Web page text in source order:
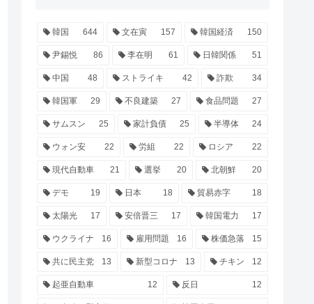
韓国 644 文在寅 157 韓国経済 150
尹錫悦 86 李在明 61 日韓関係 51
中国 48 ストライキ 42 詐欺 34
韓国軍 29 不良建築 27 食品問題 27
サムスン 25 家計負債 25 半導体 24
ウォン安 22 労組 22 ロシア 22
現代自動車 21 選挙 20 北朝鮮 20
デモ 19 日本 18 貿易赤字 18
太陽光 17 安倍晋三 17 韓国電力 17
ウクライナ 16 雇用問題 16 株価急落 15
共に民主党 13 新型コロナ 13 チキン 12
起亜自動車 12 反日 12